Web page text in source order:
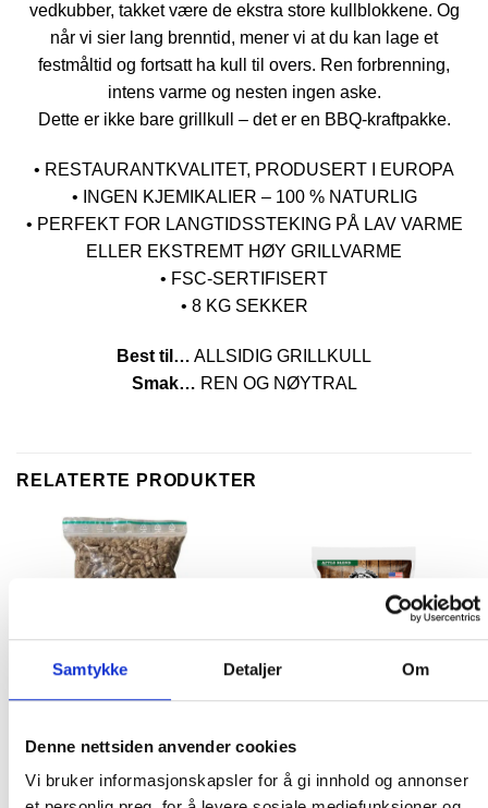
Samtykke Detaljer Om
Denne nettsiden anvender cookies
Vi bruker informasjonskapsler for å gi innhold og annonser
vedkubber, takket være de ekstra store kullblokkene. Og
når vi sier lang brenntid, mener vi at du kan lage et
festmåltid og fortsatt ha kull til overs. Ren forbrenning,
intens varme og nesten ingen aske.
Dette er ikke bare grillkull – det er en BBQ-kraftpakke.
• RESTAURANTKVALITET, PRODUSERT I EUROPA
• INGEN KJEMIKALIER – 100 % NATURLIG
• PERFEKT FOR LANGTIDSSTEKING PÅ LAV VARME
ELLER EKSTREMT HØY GRILLVARME
• FSC-SERTIFISERT
• 8 KG SEKKER
Best til… ALLSIDIG GRILLKULL
Smak… REN OG NØYTRAL
RELATERTE PRODUKTER
KULL, PELLETS & CHUNKS
Ziplock minibag 700g
KULL, PELLETS & CHUNKS
Pit Boss Apple Blend Wood
Pellets 9KG